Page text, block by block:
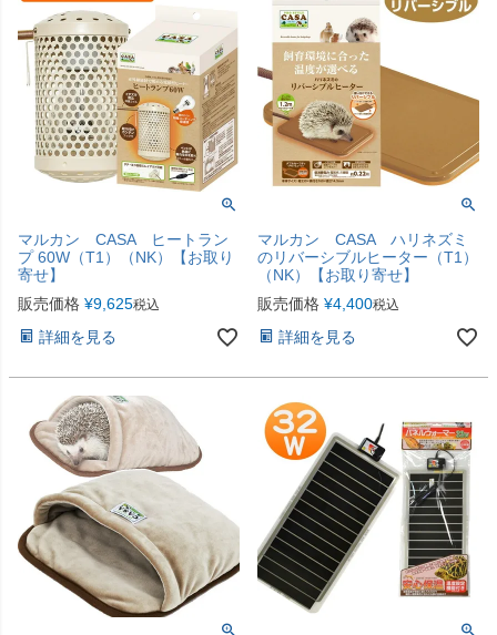
マルカン CASA ヒートラン
プ 60W（T1）（NK）【お取り
寄せ】
販売価格 ¥9,625税込
詳細を見る
マルカン CASA ハリネズミ
のリバーシブルヒーター（T1）
（NK）【お取り寄せ】
販売価格 ¥4,400税込
詳細を見る